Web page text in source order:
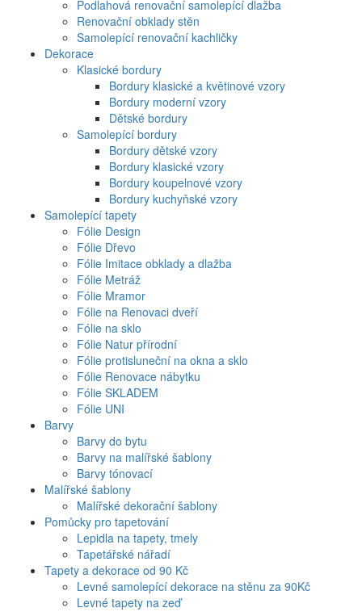
Podlahová renovační samolepící dlažba
Renovační obklady stěn
Samolepící renovační kachličky
Dekorace
Klasické bordury
Bordury klasické a květinové vzory
Bordury moderní vzory
Dětské bordury
Samolepící bordury
Bordury dětské vzory
Bordury klasické vzory
Bordury koupelnové vzory
Bordury kuchyňské vzory
Samolepící tapety
Fólie Design
Fólie Dřevo
Fólie Imitace obklady a dlažba
Fólie Metráž
Fólie Mramor
Fólie na Renovaci dveří
Fólie na sklo
Fólie Natur přírodní
Fólie protisluneční na okna a sklo
Fólie Renovace nábytku
Fólie SKLADEM
Fólie UNI
Barvy
Barvy do bytu
Barvy na malířské šablony
Barvy tónovací
Malířské šablony
Malířské dekorační šablony
Pomůcky pro tapetování
Lepidla na tapety, tmely
Tapetářské nářadí
Tapety a dekorace od 90 Kč
Levné samolepící dekorace na stěnu za 90Kč
Levné tapety na zeď